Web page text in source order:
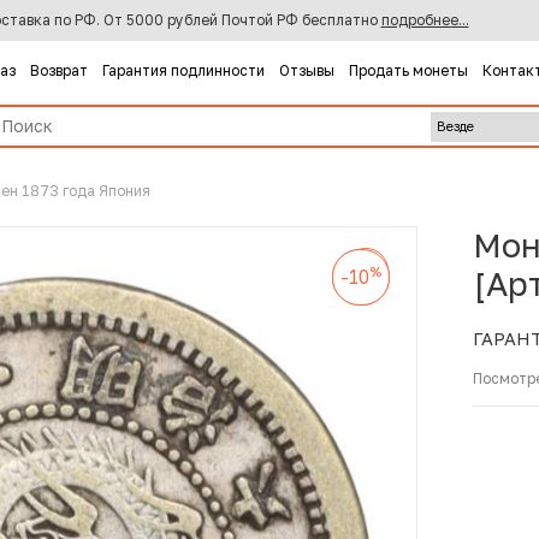
по РФ. От 5000 рублей Почтой РФ бесплатно подробнее...
Возврат Гарантия подлинности Отзывы Продать монеты
1873 года Япония
-10%
-10%
-10%